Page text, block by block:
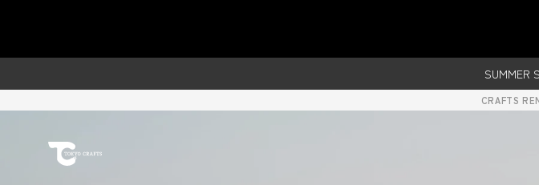
し
て
レンタルご利用で500
SUMMER
CRAFTS